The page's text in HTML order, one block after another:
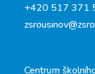
+420 517 371
Centrum